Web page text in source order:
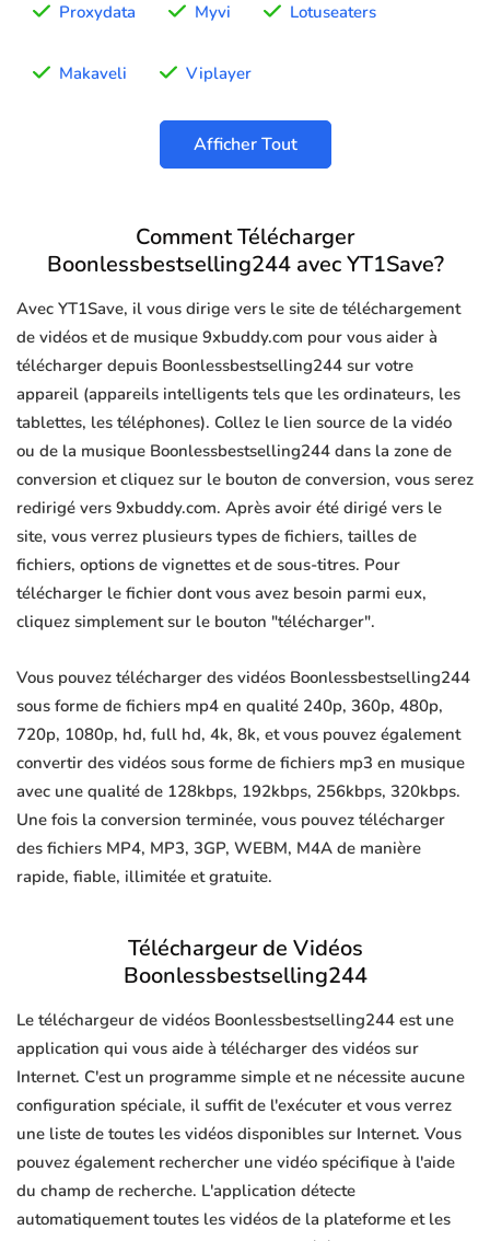
Proxydata Myvi Lotuseaters
Makaveli Viplayer
Afficher Tout
Comment Télécharger
Boonlessbestselling244 avec YT1Save?
Avec YT1Save, il vous dirige vers le site de téléchargement
de vidéos et de musique 9xbuddy.com pour vous aider à
télécharger depuis Boonlessbestselling244 sur votre
appareil (appareils intelligents tels que les ordinateurs, les
tablettes, les téléphones). Collez le lien source de la vidéo
ou de la musique Boonlessbestselling244 dans la zone de
conversion et cliquez sur le bouton de conversion, vous serez
redirigé vers 9xbuddy.com. Après avoir été dirigé vers le
site, vous verrez plusieurs types de fichiers, tailles de
fichiers, options de vignettes et de sous-titres. Pour
télécharger le fichier dont vous avez besoin parmi eux,
cliquez simplement sur le bouton "télécharger".
Vous pouvez télécharger des vidéos Boonlessbestselling244
sous forme de fichiers mp4 en qualité 240p, 360p, 480p,
720p, 1080p, hd, full hd, 4k, 8k, et vous pouvez également
convertir des vidéos sous forme de fichiers mp3 en musique
avec une qualité de 128kbps, 192kbps, 256kbps, 320kbps.
Une fois la conversion terminée, vous pouvez télécharger
des fichiers MP4, MP3, 3GP, WEBM, M4A de manière
rapide, fiable, illimitée et gratuite.
Téléchargeur de Vidéos
Boonlessbestselling244
Le téléchargeur de vidéos Boonlessbestselling244 est une
application qui vous aide à télécharger des vidéos sur
Internet. C'est un programme simple et ne nécessite aucune
configuration spéciale, il suffit de l'exécuter et vous verrez
une liste de toutes les vidéos disponibles sur Internet. Vous
pouvez également rechercher une vidéo spécifique à l'aide
du champ de recherche. L'application détecte
automatiquement toutes les vidéos de la plateforme et les